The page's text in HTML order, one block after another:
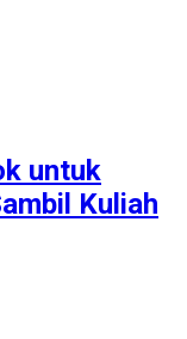
untuk
Kuliah